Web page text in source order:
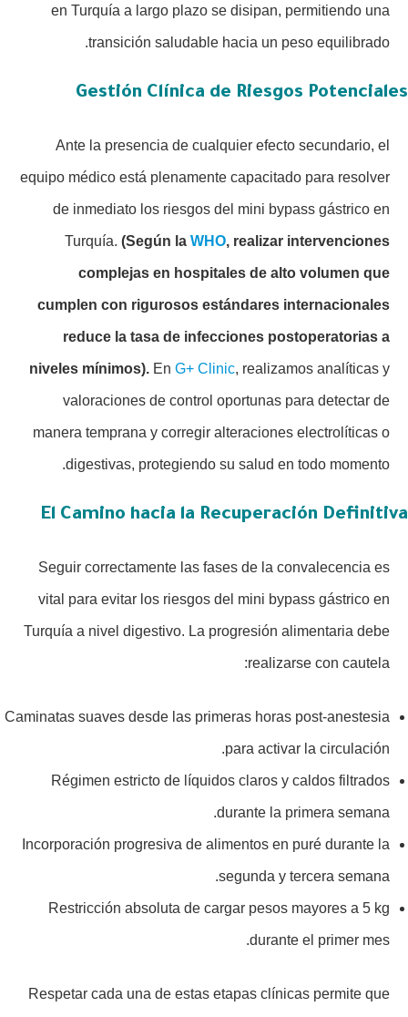
en Turquía a largo plazo se disipan, permitiendo una
transición saludable hacia un peso equilibrado.
Gestión Clínica de Riesgos Potenciales
Ante la presencia de cualquier efecto secundario, el
equipo médico está plenamente capacitado para resolver
de inmediato los riesgos del mini bypass gástrico en
Turquía. (Según la WHO, realizar intervenciones
complejas en hospitales de alto volumen que
cumplen con rigurosos estándares internacionales
reduce la tasa de infecciones postoperatorias a
niveles mínimos). En G+ Clinic, realizamos analíticas y
valoraciones de control oportunas para detectar de
manera temprana y corregir alteraciones electrolíticas o
digestivas, protegiendo su salud en todo momento.
El Camino hacia la Recuperación Definitiva
Seguir correctamente las fases de la convalecencia es
vital para evitar los riesgos del mini bypass gástrico en
Turquía a nivel digestivo. La progresión alimentaria debe
realizarse con cautela:
Caminatas suaves desde las primeras horas post-anestesia
para activar la circulación.
Régimen estricto de líquidos claros y caldos filtrados
durante la primera semana.
Incorporación progresiva de alimentos en puré durante la
segunda y tercera semana.
Restricción absoluta de cargar pesos mayores a 5 kg
durante el primer mes.
Respetar cada una de estas etapas clínicas permite que